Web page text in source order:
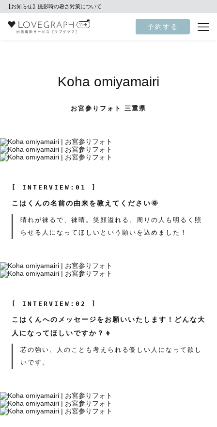
【お知らせ】撮影時の暑さ対策について
予約する
Koha omiyamairi
お宮参りフォト 三重県
[ INTERVIEW:01 ]
こはくんの名前の由来を教えてください🌞
晴れが徠るで、徠晴。笑顔溢れる、周りの人も明るく照
らせる人になってほしいという願いを込めました！
[ INTERVIEW:02 ]
こはくんへのメッセージをお願いいたします！どんな大
人になってほしいですか？👦
芯の強い、人のことも考えられる優しい人になって欲し
いです。